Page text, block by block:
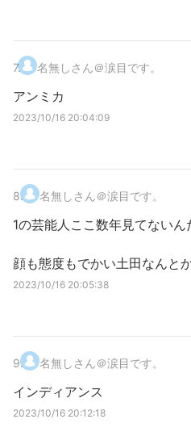
7. 名無しさん＠涙目です。
アンミカ
2023/10/16 20:04:09
8. 名無しさん＠涙目です。
1の芸能人ここ数年見てない
顔も態度もでかい土田なんと
2023/10/16 20:05:38
9. 名無しさん＠涙目です。
インディアンス
2023/10/16 20:12:18